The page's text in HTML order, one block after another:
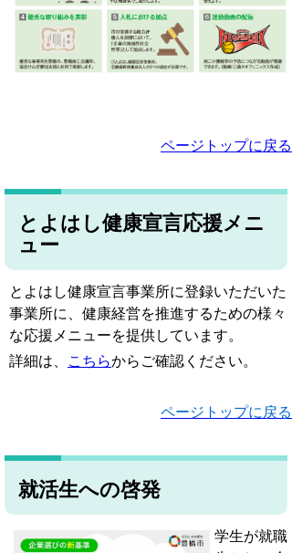
ページトップに戻る
とよはし健康宣言応援メニ
ュー
とよはし健康宣言事業所に登録いただいた
事業所に、健康経営を推進するための様々
な応援メニューを提供しています。
詳細は、
こちらからご確認ください。
ページトップに戻る
就活生への啓発
学生が就職